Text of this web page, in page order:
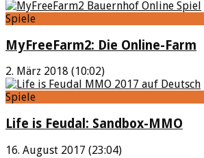
Spiele
MyFreeFarm2: Die Online-Farm
2. März 2018 (10:02)
Spiele
Life is Feudal: Sandbox-MMO
16. August 2017 (23:04)